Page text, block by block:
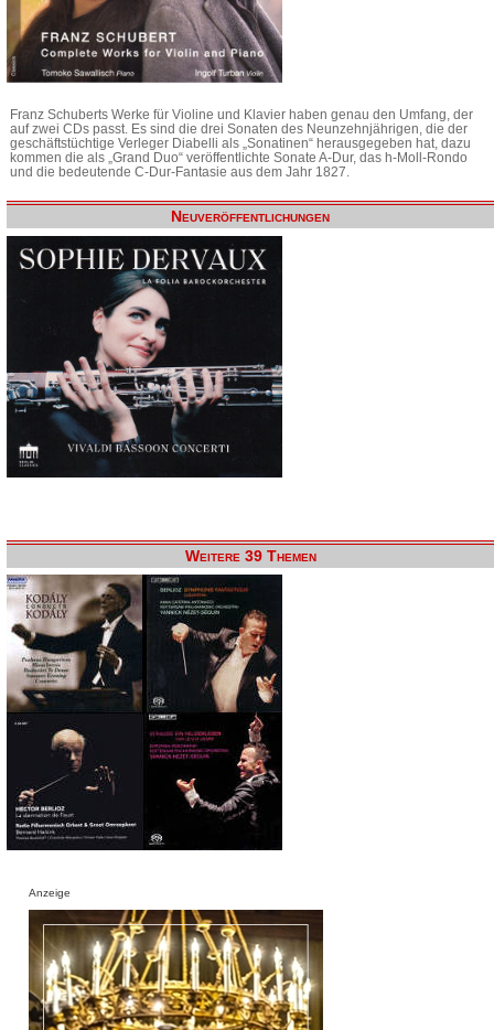
Franz Schuberts Werke für Violine und Klavier haben genau den Umfang, der
auf zwei CDs passt. Es sind die drei Sonaten des Neunzehnjährigen, die der
geschäftstüchtige Verleger Diabelli als „Sonatinen“ herausgegeben hat, dazu
kommen die als „Grand Duo“ veröffentlichte Sonate A-Dur, das h-Moll-Rondo
und die bedeutende C-Dur-Fantasie aus dem Jahr 1827.
Neuveröffentlichungen
Weitere 39 Themen
Anzeige